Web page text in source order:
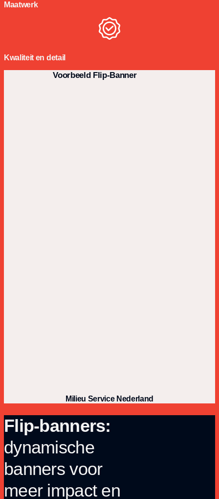
Maatwerk
Kwaliteit en detail
Voorbeeld Flip-Banner
Milieu Service Nederland
Flip-banners:
dynamische
banners voor
meer impact en